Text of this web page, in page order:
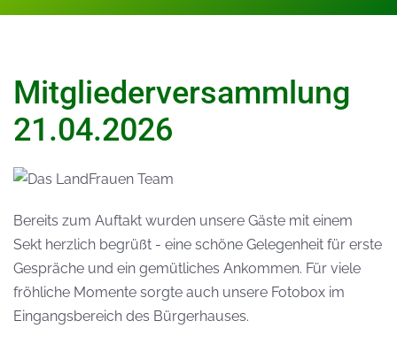
Mitgliederversammlung
21.04.2026
Bereits zum Auftakt wurden unsere Gäste mit einem
Sekt herzlich begrüßt - eine schöne Gelegenheit für erste
Gespräche und ein gemütliches Ankommen. Für viele
fröhliche Momente sorgte auch unsere Fotobox im
Eingangsbereich des Bürgerhauses.